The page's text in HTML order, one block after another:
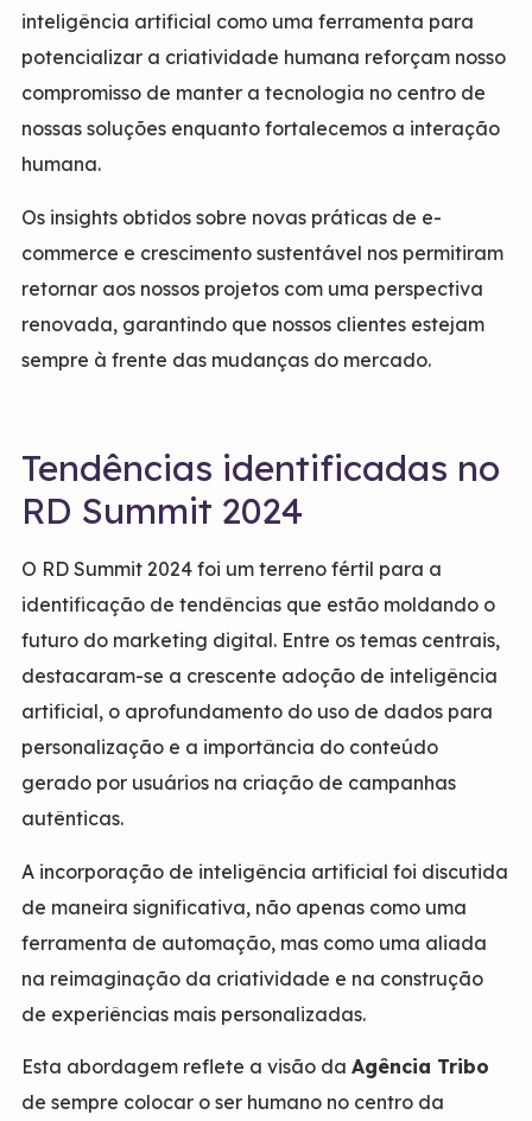
inteligência artificial como uma ferramenta para
potencializar a criatividade humana reforçam nosso
compromisso de manter a tecnologia no centro de
nossas soluções enquanto fortalecemos a interação
humana.
Os insights obtidos sobre novas práticas de e-
commerce e crescimento sustentável nos permitiram
retornar aos nossos projetos com uma perspectiva
renovada, garantindo que nossos clientes estejam
sempre à frente das mudanças do mercado.
Tendências identificadas no
RD Summit 2024
O RD Summit 2024 foi um terreno fértil para a
identificação de tendências que estão moldando o
futuro do marketing digital. Entre os temas centrais,
destacaram-se a crescente adoção de inteligência
artificial, o aprofundamento do uso de dados para
personalização e a importância do conteúdo
gerado por usuários na criação de campanhas
autênticas.
A incorporação de inteligência artificial foi discutida
de maneira significativa, não apenas como uma
ferramenta de automação, mas como uma aliada
na reimaginação da criatividade e na construção
de experiências mais personalizadas.
Esta abordagem reflete a visão da Agência Tribo
de sempre colocar o ser humano no centro da